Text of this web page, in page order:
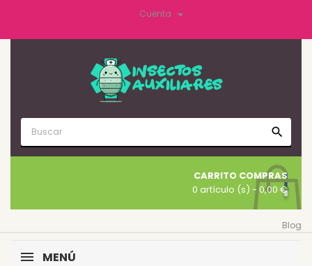
Cuenta 
search
CARRITO COMPRAS
0 artículo (s) - 0,00 €
Blog
MENÚ